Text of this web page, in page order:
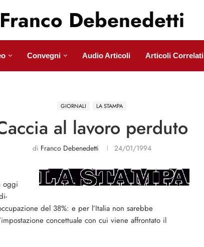
Franco Debenedetti
Convegni Audio Articoli Articoli Correlati
GIORNALI LA STAMPA
al lavoro perduto
di Franco Debenedetti 24/01/1994
oggi
del 38%: e per l’Italia non sa­rebbe
concettuale con cui viene af­frontato il